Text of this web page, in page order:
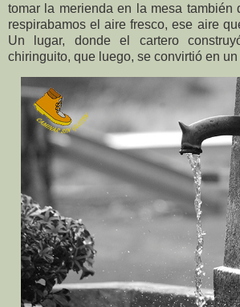
tomar la merienda en la mesa también
respirabamos el aire fresco, ese aire
Un lugar, donde el cartero
chiringuito, que luego, se convirtió en un